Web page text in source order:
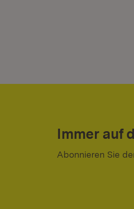
Immer auf
Abonnieren Sie